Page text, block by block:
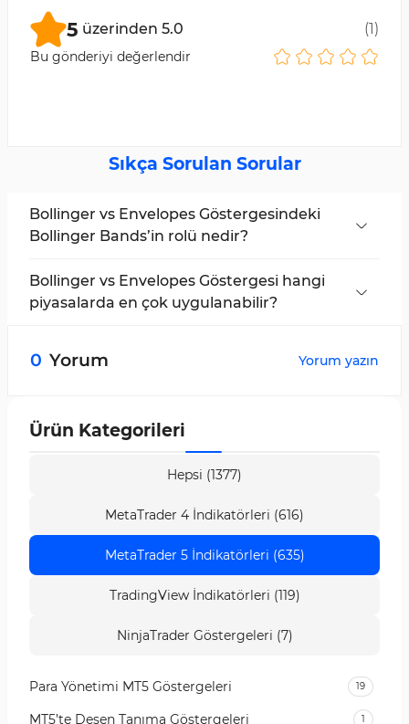
5 üzerinden 5.0 (1)
Bu gönderiyi değerlendir
Sıkça Sorulan Sorular
Bollinger vs Envelopes Göstergesindeki
Bollinger Bands’in rolü nedir?
sapmayı hesaplayarak piyasa oynaklığını ölçer
ve fiyat hareketi için dinamik aralıklar oluşturur.
Bollinger vs Envelopes Göstergesi hangi
piyasalarda en çok uygulanabilir?
piyasalarda kullanılabilir.
0 Yorum Yorum yazın
Ürün Kategorileri
Hepsi (1377)
MetaTrader 4 İndikatörleri (616)
MetaTrader 5 İndikatörleri (635)
TradingView İndikatörleri (119)
NinjaTrader Göstergeleri (7)
Para Yönetimi MT5 Göstergeleri 19
MT5’te Desen Tanıma Göstergeleri 1